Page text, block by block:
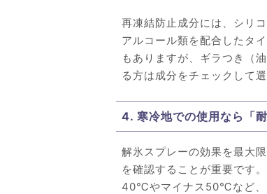
再凍結防止成分には、シリ
アルコール類を配合したタ
もありますが、ギラつき（
る方は成分をチェックして
4. 寒冷地での使用なら「
解氷スプレーの効果を最大
を確認することが重要です
40℃やマイナス50℃など、